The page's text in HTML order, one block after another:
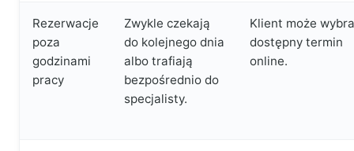
Rezerwacje
poza
godzinami
pracy
Zwykle czekają
do kolejnego dnia
albo trafiają
bezpośrednio do
specjalisty.
Klient może
dostępny termin
online.